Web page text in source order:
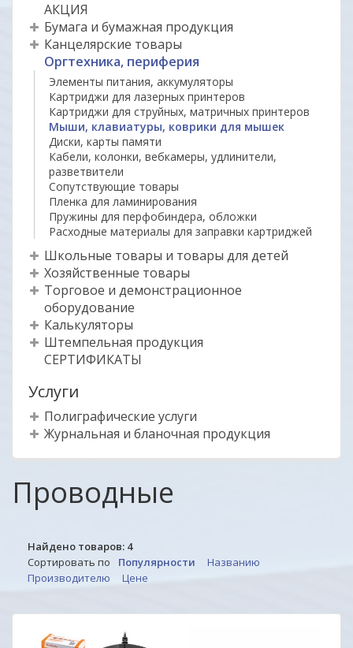
АКЦИЯ
Бумага и бумажная продукция
Канцелярские товары
Оргтехника, периферия
Элементы питания, аккумуляторы
Картриджи для лазерных принтеров
Картриджи для струйных, матричных принтеров
Мыши, клавиатуры, коврики для мышек
Диски, карты памяти
Кабели, колонки, вебкамеры, удлинители,
разветвители
Сопутствующие товары
Пленка для ламинирования
Пружины для перфобиндера, обложки
Расходные материалы для заправки картриджей
Школьные товары и товары для детей
Хозяйственные товары
Торговое и демонстрационное
оборудование
Калькуляторы
Штемпельная продукция
СЕРТИФИКАТЫ
Услуги
Полиграфические услуги
Журнальная и бланочная продукция
Проводные
Найдено товаров: 4
Сортировать по
Популярности
Названию
Производителю
Цене